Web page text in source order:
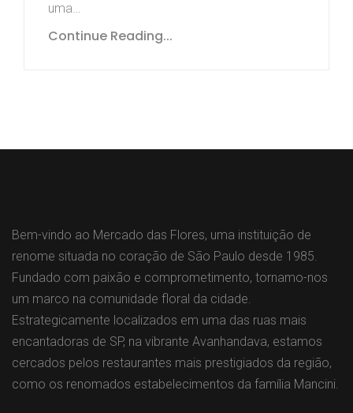
uma…
Continue Reading...
Bem-vindo ao Mercado das Flores, uma instituição de
renome situada no coração de São Paulo desde 1985.
Fundado com paixão e comprometimento, tornamo-nos
um marco na comunidade floral da cidade.
Estrategicamente localizados em uma das ruas mais
encantadoras de SP, na vibrante Avanhandava, estamos
cercados pelos restaurantes mais prestigiados da região,
como os renomados estabelecimentos da família Mancini.